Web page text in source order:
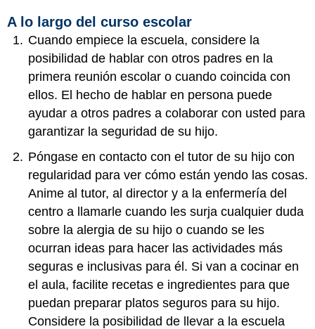
A lo largo del curso escolar
Cuando empiece la escuela, considere la
posibilidad de hablar con otros padres en la
primera reunión escolar o cuando coincida con
ellos. El hecho de hablar en persona puede
ayudar a otros padres a colaborar con usted para
garantizar la seguridad de su hijo.
Póngase en contacto con el tutor de su hijo con
regularidad para ver cómo están yendo las cosas.
Anime al tutor, al director y a la enfermería del
centro a llamarle cuando les surja cualquier duda
sobre la alergia de su hijo o cuando se les
ocurran ideas para hacer las actividades más
seguras e inclusivas para él. Si van a cocinar en
el aula, facilite recetas e ingredientes para que
puedan preparar platos seguros para su hijo.
Considere la posibilidad de llevar a la escuela